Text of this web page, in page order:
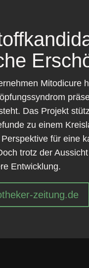
Mitodicure
Das Projekt
zu einem
für eine
trotz der
Entwicklung.
zeitung.de